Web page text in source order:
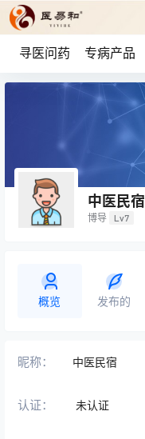
寻医问药 专病产品
中医民宿
博导 Lv7
概览 发布的
昵称： 中医民宿
认证： 未认证